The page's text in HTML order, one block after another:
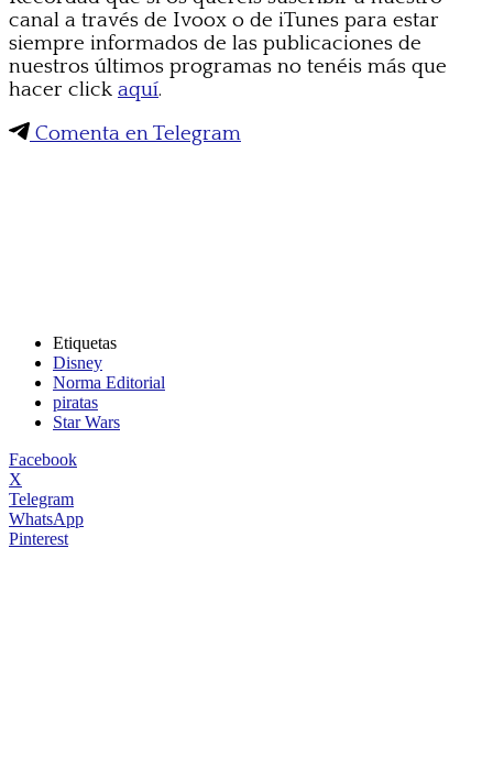
canal a través de Ivoox o de iTunes para estar
siempre informados de las publicaciones de
nuestros últimos programas no tenéis más que
hacer click aquí.
Comenta en Telegram
Etiquetas
Disney
Norma Editorial
piratas
Star Wars
Facebook
X
Telegram
WhatsApp
Pinterest